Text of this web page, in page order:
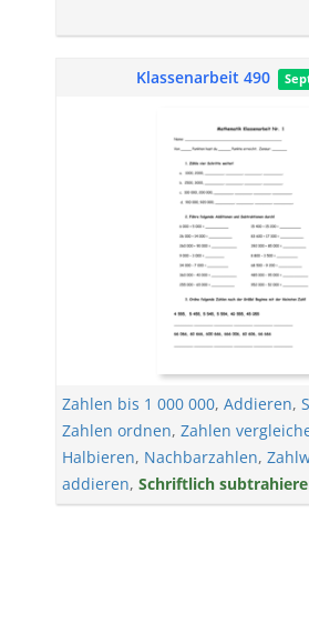
Klassenarbeit 490
Zahlen bis 1 000 000, Addieren,
Zahlen ordnen, Zahlen
Halbieren, Nachbarzahlen,
addieren, Schriftlich